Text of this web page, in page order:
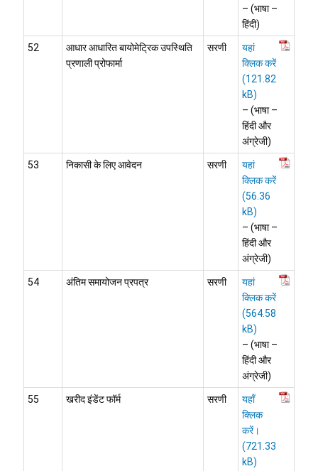
– (भाषा –
हिंदी)
52
आधार आधारित बायोमेट्रिक उपस्थिति
प्रणाली प्रोफार्मा
सरणी
यहां
क्लिक करें
– (भाषा –
हिंदी और
अंग्रेजी)
53 निकासी के लिए आवेदन सरणी
यहां
क्लिक करें
– (भाषा –
हिंदी और
अंग्रेजी)
54 अंतिम समायोजन प्रपत्र सरणी
यहां
क्लिक करें
– (भाषा –
हिंदी और
अंग्रेजी)
55 खरीद इंडेंट फॉर्म सरणी
यहाँ
क्लिक
करें।